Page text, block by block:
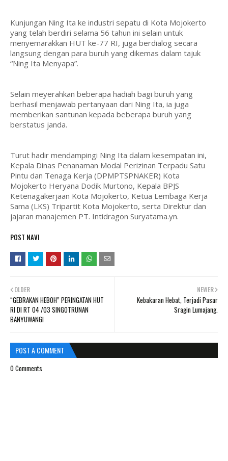
Kunjungan Ning Ita ke industri sepatu di Kota Mojokerto
yang telah berdiri selama 56 tahun ini selain untuk
menyemarakkan HUT ke-77 RI, juga berdialog secara
langsung dengan para buruh yang dikemas dalam tajuk
“Ning Ita Menyapa”.
Selain meyerahkan beberapa hadiah bagi buruh yang
berhasil menjawab pertanyaan dari Ning Ita, ia juga
memberikan santunan kepada beberapa buruh yang
berstatus janda.
Turut hadir mendampingi Ning Ita dalam kesempatan ini,
Kepala Dinas Penanaman Modal Perizinan Terpadu Satu
Pintu dan Tenaga Kerja (DPMPTSPNAKER) Kota
Mojokerto Heryana Dodik Murtono, Kepala BPJS
Ketenagakerjaan Kota Mojokerto, Ketua Lembaga Kerja
Sama (LKS) Tripartit Kota Mojokerto, serta Direktur dan
jajaran manajemen PT. Intidragon Suryatama.yn.
POST NAVI
NEWER
Kebakaran Hebat, Terjadi Pasar
Sragin Lumajang.
OLDER
“GEBRAKAN HEBOH” PERINGATAN HUT
RI DI RT 04 /03 SINGOTRUNAN
BANYUWANGI
POST A COMMENT
0 Comments